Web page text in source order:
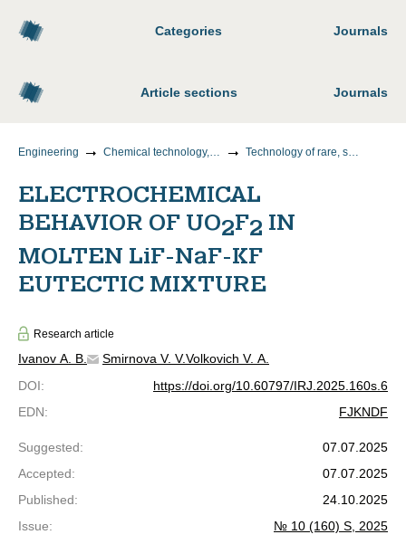
Categories Journals
Article sections Journals
Engineering Chemical technology, materials science, metallurgy Technology of rare, scattered and radioactive elements
ELECTROCHEMICAL
BEHAVIOR OF UO2F2 IN
MOLTEN LiF-NaF-KF
EUTECTIC MIXTURE
Research article
Ivanov A. B. Smirnova V. V.Volkovich V. A.
DOI:
https://doi.org/10.60797/IRJ.2025.160s.6
EDN: FJKNDF
Suggested:
07.07.2025
Accepted:
07.07.2025
Published:
24.10.2025
Issue:
№ 10 (160) S, 2025